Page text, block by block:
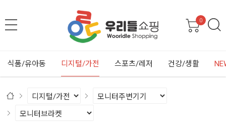
0
식품/유아동 디지털/가전 스포츠/레저 건강/생활